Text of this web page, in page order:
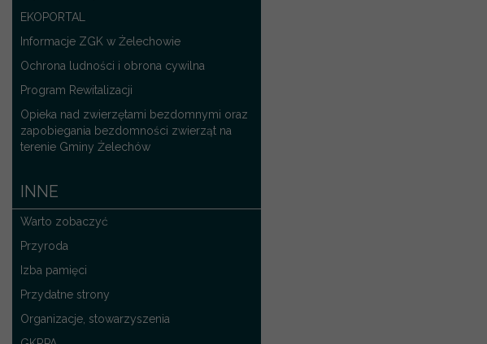
EKOPORTAL
Informacje ZGK w Żelechowie
Ochrona ludności i obrona cywilna
Program Rewitalizacji
Opieka nad zwierzętami bezdomnymi oraz
zapobiegania bezdomności zwierząt na
terenie Gminy Żelechów
INNE
Warto zobaczyć
Przyroda
Izba pamięci
Przydatne strony
Organizacje, stowarzyszenia